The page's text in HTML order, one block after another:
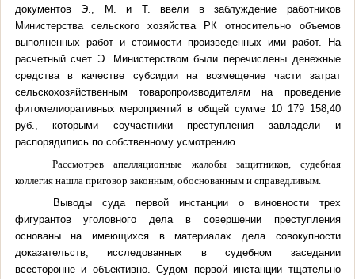
документов Э., М. и Т. ввели в заблуждение работников
Министерства сельского хозяйства РК относительно объемов
выполненных работ и стоимости произведенных ими работ. На
расчетный счет Э. Министерством были перечислены денежные
средства в качестве субсидии на возмещение части затрат
сельскохозяйственным товаропроизводителям на проведение
фитомелиоративных мероприятий в общей сумме 10 179 158,40
руб., которыми соучастники преступления завладели и
распорядились по собственному усмотрению.
Рассмотрев апелляционные жалобы защитников, судебная
коллегия нашла приговор законным, обоснованным и справедливым.
Выводы суда первой инстанции о виновности трех
фигурантов уголовного делав совершении преступления
основаны на имеющихся в материалах дела совокупности
доказательств, исследованных в судебном заседании
всесторонне и объективно. Судом первой инстанции тщательно